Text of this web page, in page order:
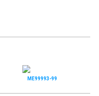
ME99993-99